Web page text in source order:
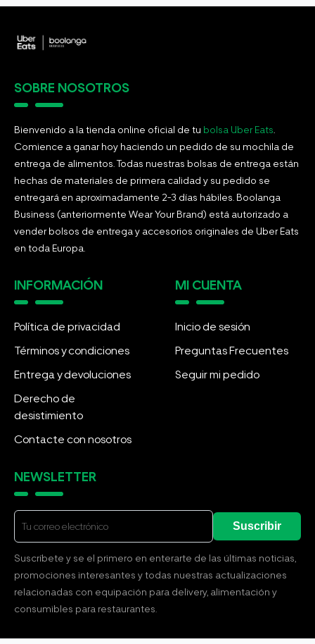
SOBRE NOSOTROS
Bienvenido a la tienda online oficial de tu bolsa Uber Eats
Comience a ganar hoy haciendo un pedido de su mochila de
entrega de alimentos. Todas nuestras bolsas de entrega están
hechas de materiales de primera calidad y su pedido se
entregará en aproximadamente 2-3 días hábiles. Boolanga
Business (anteriormente Wear Your Brand) está autorizado a
vender bolsos de entrega y accesorios originales de Uber Eats
en toda Europa.
INFORMACIÓN
Política de privacidad
Términos y condiciones
Entrega y devoluciones
Derecho de
desistimiento
Contacte con nosotros
MI CUENTA
Inicio de sesión
Preguntas Frecuentes
Seguir mi pedido
NEWSLETTER
Suscribir
Suscríbete y se el primero en enterarte de las últimas noticias,
promociones interesantes y todas nuestras actualizaciones
relacionadas con equipación para delivery, alimentación y
consumibles para restaurantes.